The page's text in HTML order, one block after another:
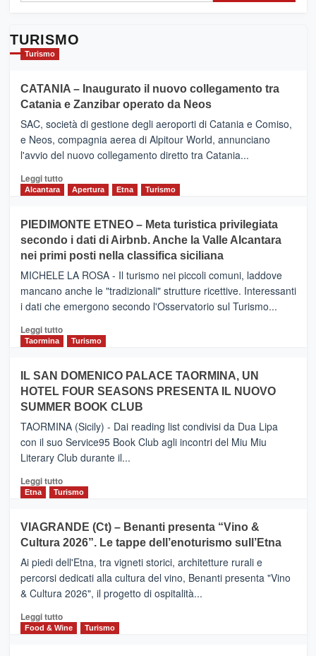
TURISMO
Turismo
CATANIA – Inaugurato il nuovo collegamento tra
Catania e Zanzibar operato da Neos
SAC, società di gestione degli aeroporti di Catania e Comiso,
e Neos, compagnia aerea di Alpitour World, annunciano
l'avvio del nuovo collegamento diretto tra Catania...
Leggi tuttoLeggi
CATANIA
–
Inaugurato
il
nuovo
collegamento
tra
e
Zanzibar
da
Neos
Alcantara Apertura Etna Turismo
PIEDIMONTE ETNEO – Meta turistica privilegiata
secondo i dati di Airbnb. Anche la Valle Alcantara
nei primi posti nella classifica siciliana
MICHELE LA ROSA - Il turismo nei piccoli comuni, laddove
mancano anche le "tradizionali" strutture ricettive. Interessanti
i dati che emergono secondo l'Osservatorio sul Turismo...
Leggi tuttoLeggi
PIEDIMONTE
ETNEO
–
Meta
turistica
privilegiata
secondo
dati
di
Anche
la
Alcantara
nei
primi
nella
classifica
Taormina Turismo
IL SAN DOMENICO PALACE TAORMINA, UN
HOTEL FOUR SEASONS PRESENTA IL NUOVO
SUMMER BOOK CLUB
TAORMINA (Sicily) - Dai reading list condivisi da Dua Lipa
con il suo Service95 Book Club agli incontri del Miu Miu
Literary Club durante il...
Leggi tuttoLeggi
di
IL
SAN
DOMENICO
PALACE
TAORMINA,
UN
HOTEL
FOUR
Etna Turismo
VIAGRANDE (Ct) – Benanti presenta “Vino &
Cultura 2026”. Le tappe dell’enoturismo sull’Etna
Ai piedi dell'Etna, tra vigneti storici, architetture rurali e
percorsi dedicati alla cultura del vino, Benanti presenta "Vino
& Cultura 2026", il progetto di ospitalità...
Leggi tuttoLeggi
di
Food & Wine Turismo